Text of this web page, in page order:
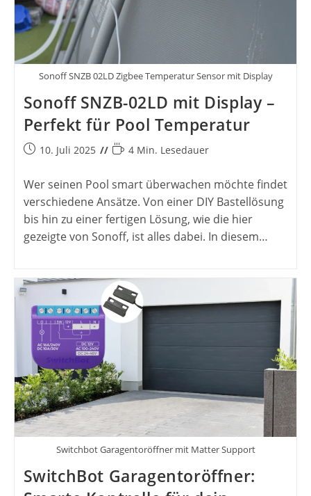
Sonoff SNZB 02LD Zigbee Temperatur Sensor mit Display
Sonoff SNZB-02LD mit Display –
Perfekt für Pool Temperatur
Beitrag10. Juli 2025 Lesedauer:
4 Min. Lesedauer
Wer seinen Pool smart überwachen möchte findet
verschiedene Ansätze. Von einer DIY Bastellösung
bis hin zu einer fertigen Lösung, wie die hier
gezeigte von Sonoff, ist alles dabei. In diesem…
Switchbot Garagentoröffner mit Matter Support
SwitchBot Garagentoröffner: